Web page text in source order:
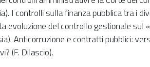
I controlli sulla finanza pubblica tra i
evoluzione del controllo gestionale sul
Anticorruzione e contratti pubblici:
(F. Dilascio).